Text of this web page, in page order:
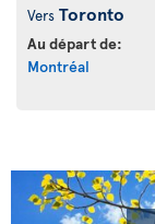
Vers Toronto
Au départ de:
Montréal